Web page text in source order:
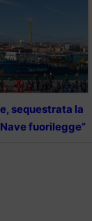
sequestrata la
fuorilegge”